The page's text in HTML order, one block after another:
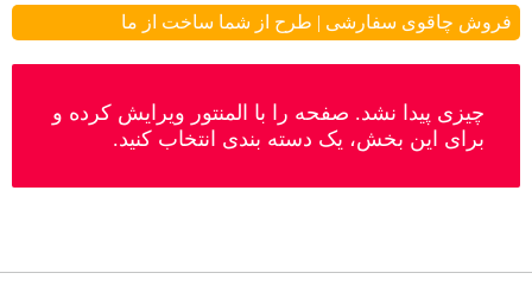
فروش چاقوی سفارشی | طرح از شما ساخت از ما
چیزی پیدا نشد. صفحه را با المنتور ویرایش کرده و
برای این بخش، یک دسته بندی انتخاب کنید.